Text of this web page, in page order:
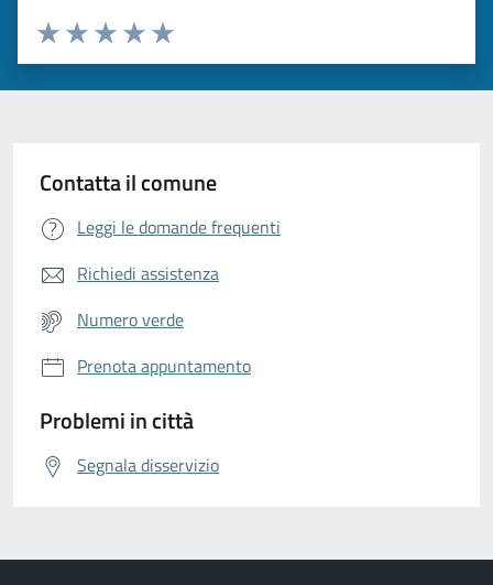
Valuta da 1 a 5 stelle la pagina
Valuta 5 stelle su 5
Valuta 4 stelle su 5
Valuta 3 stelle su 5
Valuta 2 stelle su 5
Valuta 1 stelle su 5
Contatta il comune
Leggi le domande frequenti
Richiedi assistenza
Numero verde
Prenota appuntamento
Problemi in città
Segnala disservizio